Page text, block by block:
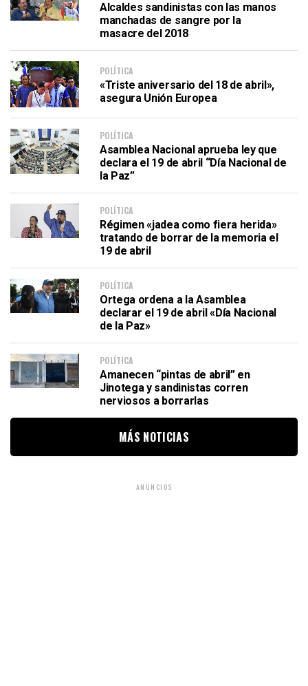
Alcaldes sandinistas con las manos
manchadas de sangre por la
masacre del 2018
POLÍTICA
«Triste aniversario del 18 de abril»,
asegura Unión Europea
POLÍTICA
Asamblea Nacional aprueba ley que
declara el 19 de abril “Día Nacional de
la Paz”
POLÍTICA
Régimen «jadea como fiera herida»
tratando de borrar de la memoria el
19 de abril
POLÍTICA
Ortega ordena a la Asamblea
declarar el 19 de abril «Día Nacional
de la Paz»
POLÍTICA
Amanecen “pintas de abril” en
Jinotega y sandinistas corren
nerviosos a borrarlas
MÁS NOTICIAS
ANUNCIOS